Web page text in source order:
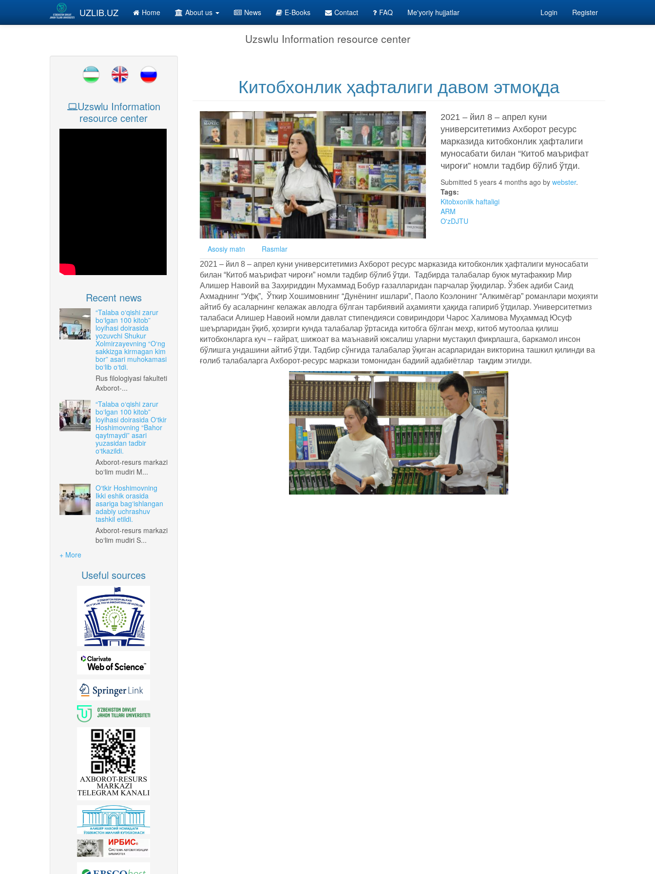
Skip to main content
UZLIB.UZ Home About us News E-Books Contact FAQ Me'yoriy hujjatlar Login Register
Uzswlu Information resource center
Китобхонлик ҳафталиги давом этмоқда
2021 – йил 8 – апрел куни
университетимиз Ахборот ресурс
марказида китобхонлик ҳафталиги
муносабати билан “Китоб маърифат
чироғи” номли тадбир бўлиб ўтди.
Submitted 5 years 4 months ago by webster.
Tags:
Kitobxonlik haftaligi
ARM
O'zDJTU
Asosiy matn Rasmlar
2021 – йил 8 – апрел куни университетимиз Ахборот ресурс марказида китобхонлик ҳафталиги муносабати
билан “Китоб маърифат чироғи” номли тадбир бўлиб ўтди. Тадбирда талабалар буюк мутафаккир Мир
Алишер Навоий ва Заҳириддин Мухаммад Бобур ғазалларидан парчалар ўқидилар. Ўзбек адиби Саид
Ахмаднинг “Уфқ”, Ўткир Хошимовнинг “Дунёнинг ишлари”, Паоло Коэлонинг “Алкимёгар” романлари моҳияти
айтиб бу асаларнинг келажак авлодга бўлган тарбиявий аҳамияти ҳақида гапириб ўтдилар. Университетмиз
талабаси Алишер Навоий номли давлат стипендияси совириндори Чарос Халимова Муҳаммад Юсуф
шеърларидан ўқиб, ҳозирги кунда талабалар ўртасида китобга бўлган меҳр, китоб мутоолаа қилиш
китобхонларга куч – ғайрат, шижоат ва маънавий юксалиш уларни мустақил фикрлашга, баркамол инсон
бўлишга ундашини айтиб ўтди. Тадбир сўнгида талабалар ўқиган асарларидан викторина ташкил қилинди ва
ғолиб талабаларга Ахборот-ресурс маркази томонидан бадиий адабиётлар тақдим этилди.
Uzswlu Information
resource center
Recent news
“Talaba o‘qishi zarur
bo‘lgan 100 kitob”
loyihasi doirasida
yozuvchi Shukur
Xolmirzayevning “O‘ng
sakkizga kirmagan kim
bor” asari muhokamasi
bo‘lib o‘tdi.
Rus filologiyasi fakulteti
Axborot-...
“Talaba o‘qishi zarur
bo‘lgan 100 kitob”
loyihasi doirasida O‘tkir
Hoshimovning “Bahor
qaytmaydi” asari
yuzasidan tadbir
o‘tkazildi.
Axborot-resurs markazi
bo‘lim mudiri M...
O‘tkir Hoshimovning
Ikki eshik orasida
asariga bag‘ishlangan
adabiy uchrashuv
tashkil etildi.
Axborot-resurs markazi
bo‘lim mudiri S...
+ More
Useful sources